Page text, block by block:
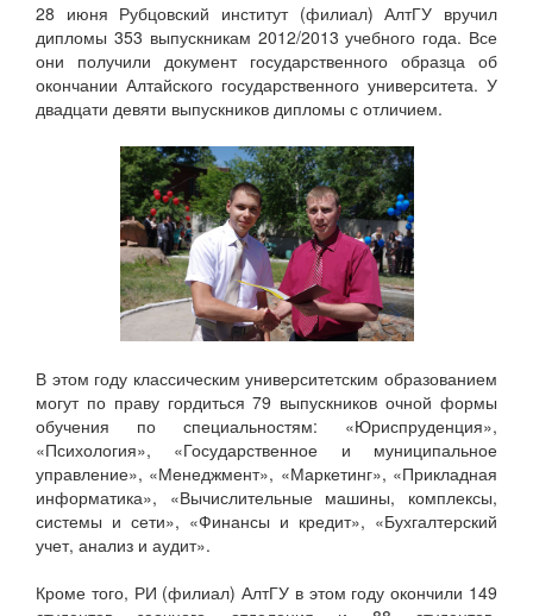
28 июня Рубцовский институт (филиал) АлтГУ вручил
дипломы 353 выпускникам 2012/2013 учебного года. Все
они получили документ государственного образца об
окончании Алтайского государственного университета. У
двадцати девяти выпускников дипломы с отличием.
В этом году классическим университетским образованием
могут по праву гордиться 79 выпускников очной формы
обучения по специальностям: «Юриспруденция»,
«Психология», «Государственное и муниципальное
управление», «Менеджмент», «Маркетинг», «Прикладная
информатика», «Вычислительные машины, комплексы,
системы и сети», «Финансы и кредит», «Бухгалтерский
учет, анализ и аудит».
Кроме того, РИ (филиал) АлтГУ в этом году окончили 149